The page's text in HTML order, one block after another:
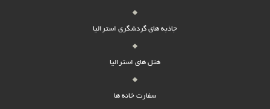
جاذبه های گردشگری استرالیا
هتل های استرالیا
سفارت خانه ها